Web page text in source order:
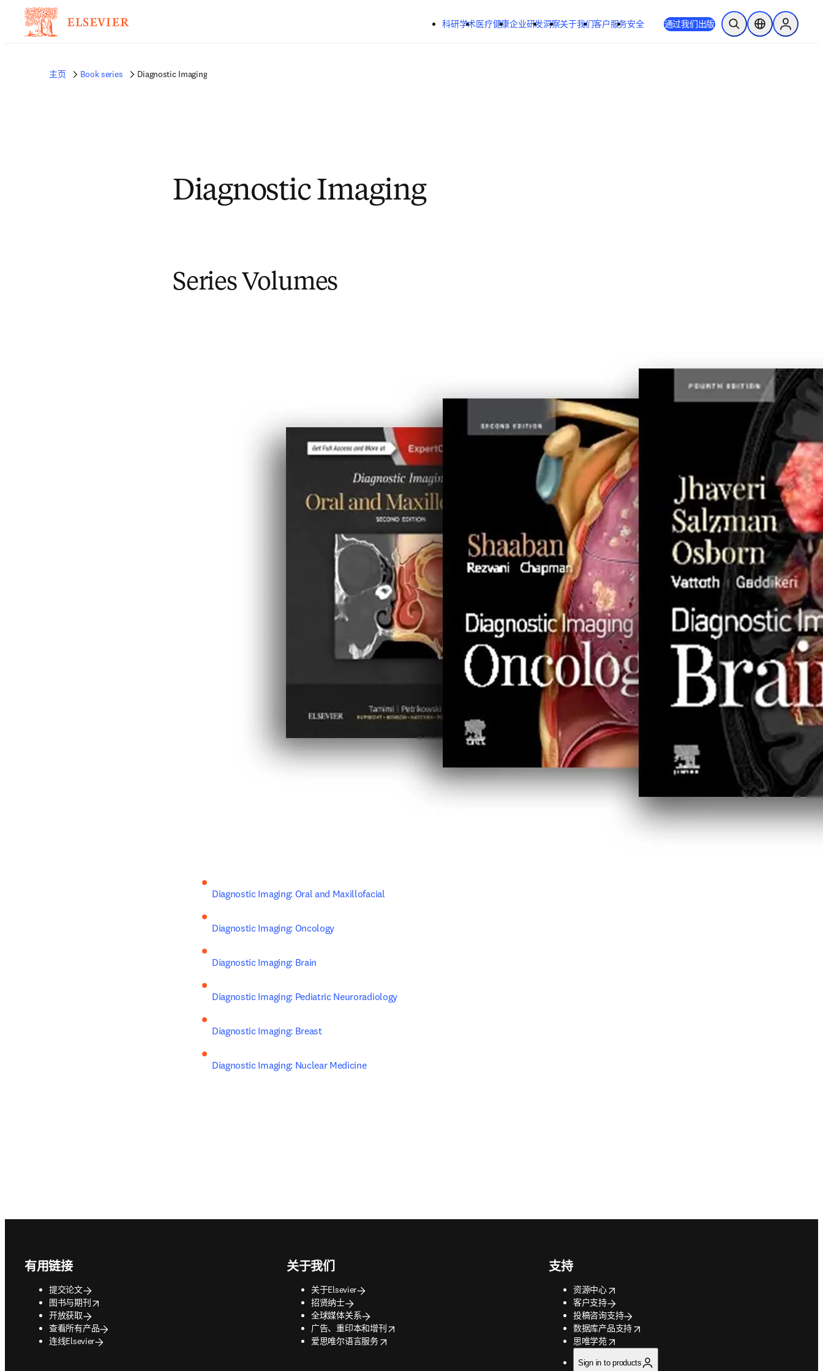
跳转到主内容
科研学术医疗健康企业研发洞察关于我们客户服务安全 通过我们出版 开放搜索位置选择器Sign in to
主页 Book series Diagnostic Imaging
Diagnostic Imaging
Series Volumes
Diagnostic Imaging: Oral and Maxillofacial
Diagnostic Imaging: Oncology
Diagnostic Imaging: Brain
Diagnostic Imaging: Pediatric Neuroradiology
Diagnostic Imaging: Breast
Diagnostic Imaging: Nuclear Medicine
有用链接
提交论文
图书与期刊
opens in new tab/window
开放获取
查看所有产品
连线Elsevier
关于我们
关于Elsevier
招贤纳士
全球媒体关系
广告、重印本和增刊
opens in new tab/window
爱思唯尔语言服务
opens in new tab/window
支持
资源中心
opens in new tab/window
客户支持
投稿咨询支持
数据库产品支持
opens in new tab/window
思唯学苑
opens in new tab/window
Sign in to products